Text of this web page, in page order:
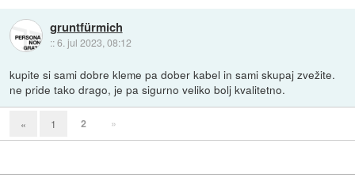
gruntfürmich
::6. jul 2023, 08:12
kupite si sami dobre kleme pa dober kabel in sami skupaj zvežite.
ne pride tako drago, je pa sigurno veliko bolj kvalitetno.
« 1 2 »